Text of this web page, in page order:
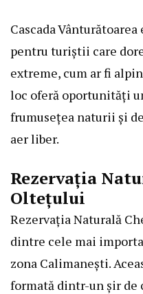
Cascada
pentru turiștii care
extreme, cum ar fi
loc oferă oportunități
frumusețea naturii și
aer liber.
Rezervația
Oltețului
Rezervația Naturală
dintre cele mai
zona Calimanești.
formată dintr-un șir de